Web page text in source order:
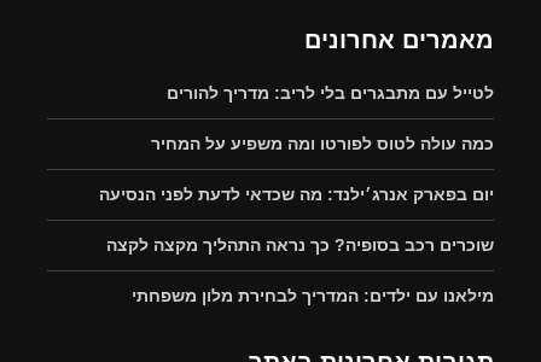
מאמרים אחרונים
לטייל עם מתבגרים בלי לריב: מדריך להורים
כמה עולה לטוס לפורטו ומה משפיע על המחיר
יום בפארק אנרג׳ילנד: מה שכדאי לדעת לפני הנסיעה
שוכרים רכב בסופיה? כך נראה התהליך מקצה לקצה
מילאנו עם ילדים: המדריך לבחירת מלון משפחתי